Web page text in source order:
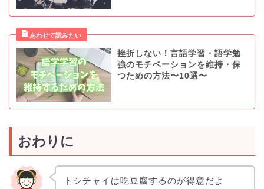
挫折しない！言語学習・語学勉
強のモチベーションを維持・保
つための方法〜10選〜
おわりに
トシチャイは吃豆腐するのが得意だよ